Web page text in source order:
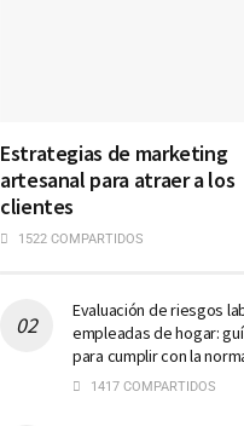
Estrategias de marketing
artesanal para atraer a los
clientes
1522 COMPARTIDOS
Evaluación de riesgos
empleadas de hogar:
para cumplir con la
1417 COMPARTIDOS